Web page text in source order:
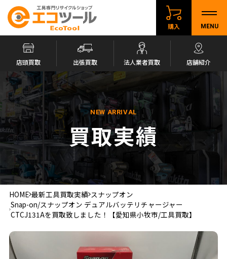
購入 MENU
店頭買取 出張買取 法人業者買取 店舗紹介
NEW ARRIVAL
買取実績
HOME 最新工具買取実績 スナップオン
Snap-on/スナップオン デュアルバッテリチャージャー
CTCJ131Aを買取致しました！【愛知県小牧市/工具買取】